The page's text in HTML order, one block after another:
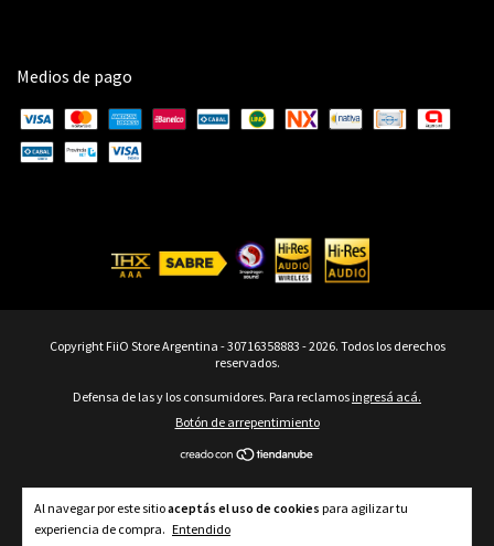
Al navegar por este sitioaceptás el uso de cookies para agilizar tu
experiencia de compra. Entendido
Medios de pago
Copyright FiiO Store Argentina - 30716358883 - 2026. Todos los derechos
reservados.
Defensa de las y los consumidores. Para reclamos ingresá acá.
Botón de arrepentimiento